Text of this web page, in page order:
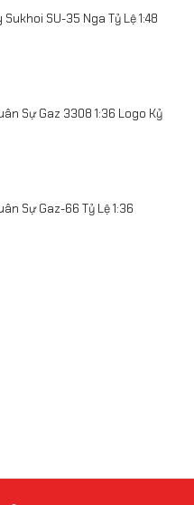
bạo động Pit-Bull VX
SU-35 Nga Tỷ Lệ 1:48
Sự Gaz 3308 1:36 Logo Kỷ
Sự Gaz-66 Tỷ Lệ 1:36